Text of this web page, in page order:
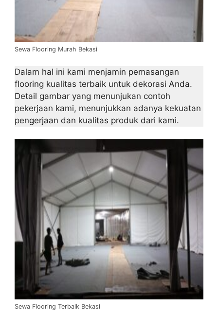
Sewa Flooring Murah Bekasi
Dalam hal ini kami menjamin pemasangan
flooring kualitas terbaik untuk dekorasi Anda.
Detail gambar yang menunjukan contoh
pekerjaan kami, menunjukkan adanya kekuatan
pengerjaan dan kualitas produk dari kami.
Sewa Flooring Terbaik Bekasi